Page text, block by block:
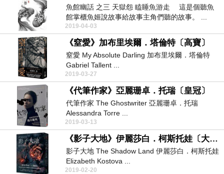
魚館幽話 之三 天獄怨 瞌睡魚游走 這是個聽魚
館掌櫃魚姬說故事給故事主角們聽的故事。 ...
2019-04-03
《窒愛》加布里埃爾．塔倫特〔高寶〕
窒愛 My Absolute Darling 加布里埃爾．塔倫特
Gabriel Tallent ...
2019-03-27
《代筆作家》亞麗珊卓．托瑞〔皇冠〕
代筆作家 The Ghostwriter 亞麗珊卓．托瑞
Alessandra Torre ...
2019-03-13
《影子大地》伊麗莎白．柯斯托娃〔大塊文化〕
影子大地 The Shadow Land 伊麗莎白．柯斯托娃
Elizabeth Kostova ...
2019-02-20